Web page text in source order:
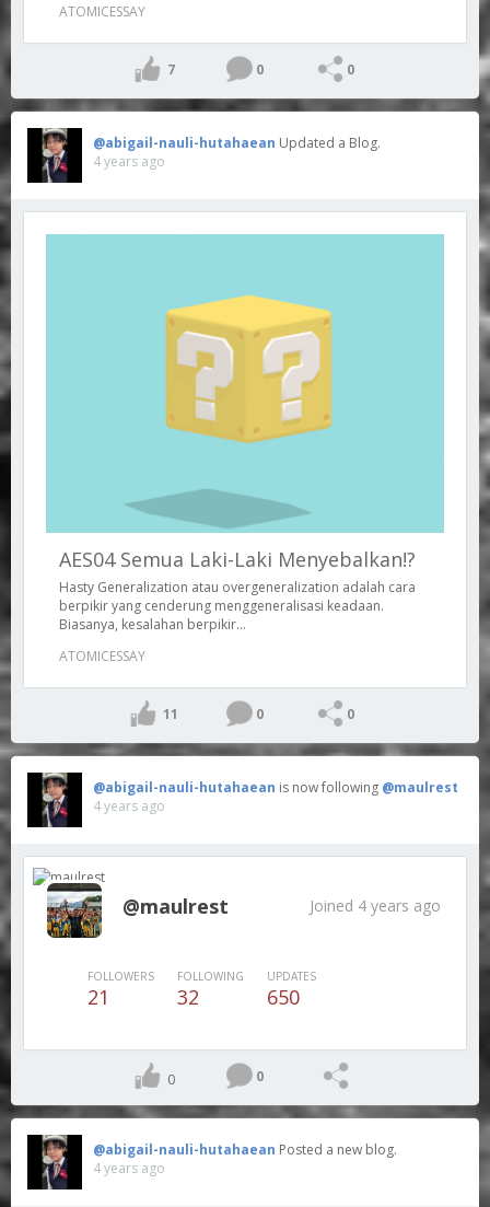
ATOMICESSAY
7 0 0
@abigail-nauli-hutahaean Updated a Blog.
4 years ago
AES04 Semua Laki-Laki Menyebalkan!?
Hasty Generalization atau overgeneralization adalah cara
berpikir yang cenderung menggeneralisasi keadaan.
Biasanya, kesalahan berpikir...
ATOMICESSAY
11 0 0
@abigail-nauli-hutahaean is now following @maulrest
4 years ago
@maulrest Joined 4 years ago
FOLLOWERS
21
FOLLOWING
32
UPDATES
650
0 0
@abigail-nauli-hutahaean Posted a new blog.
4 years ago